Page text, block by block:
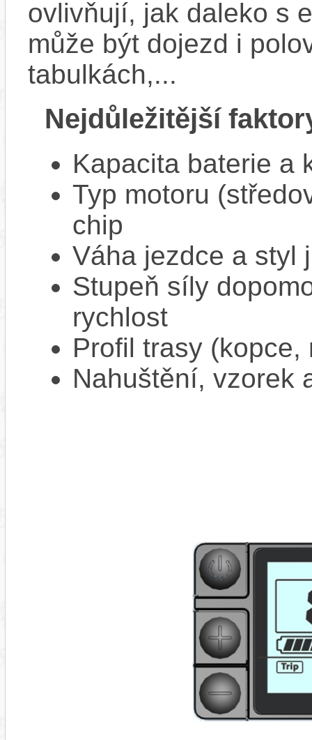
ovlivňují, jak daleko s
může být dojezd i
tabulkách,...
Nejdůležitější
Kapacita baterie a
Typ motoru
chip
Váha jezdce a styl
Stupeň síly
rychlost
Profil trasy
Nahuštění, vzorek